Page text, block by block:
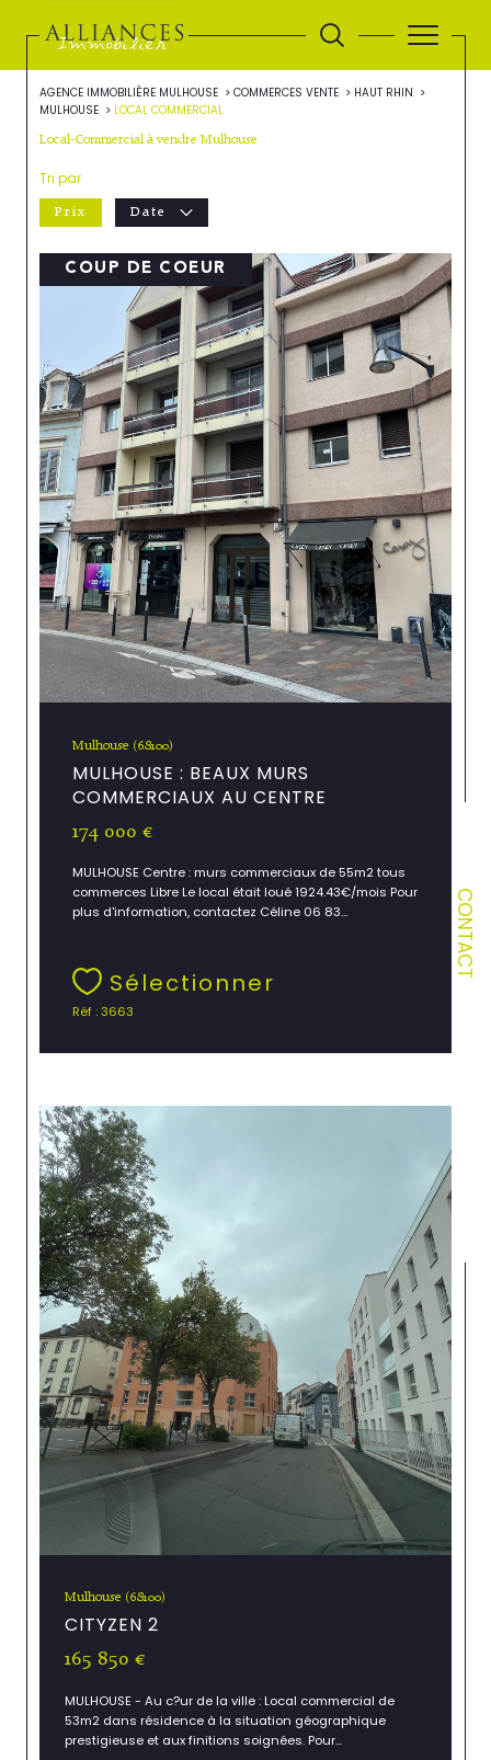
CONTACT
AGENCE IMMOBILIÈRE MULHOUSE COMMERCES VENTE
HAUT RHIN
MULHOUSE
LOCAL COMMERCIAL
Local-Commercial à vendre Mulhouse
Tri par
Prix Date
Mulhouse (68100)
MULHOUSE : BEAUX MURS
COMMERCIAUX AU CENTRE
174 000 €
MULHOUSE Centre : murs commerciaux de 55m2 tous
commerces Libre Le local était loué 1924.43€/mois Pour
plus d'information, contactez Céline 06 83...
Sélectionner
Réf : 3663
COUP DE COEUR
Mulhouse (68100)
CITYZEN 2
165 850 €
MULHOUSE - Au c?ur de la ville : Local commercial de
53m2 dans résidence à la situation géographique
prestigieuse et aux finitions soignées. Pour...